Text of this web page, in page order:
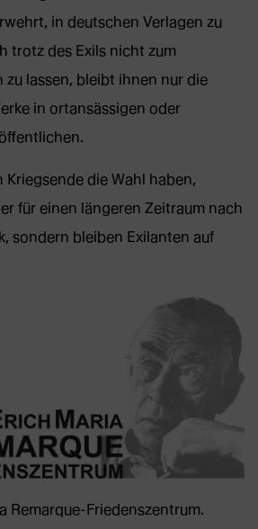
in deutschen Verlagen zu
trotz des Exils nicht zum
lassen, bleibt ihnen nur die
in ortansässigen oder
die Wahl haben,
für einen längeren Zeitraum nach
sondern bleiben Exilanten auf
Remarque-Friedenszentrum.